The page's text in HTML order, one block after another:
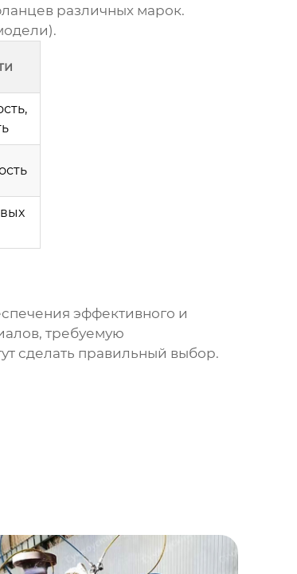
различных марок.
эффективного и
требуемую
сделать правильный выбор.